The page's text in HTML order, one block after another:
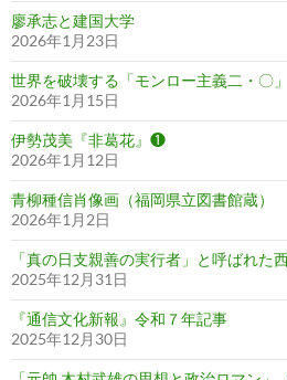
廖承志と建国大学
2026年1月23日
世界を破壊する「モンロー主義二・〇
2026年1月15日
伊勢茂美『非葛花』❶
2026年1月12日
青柳種信肖像画（福岡県立図書館蔵）
2026年1月2日
「真の日支親善の実行者」と呼ばれた
2025年12月31日
『通信文化新報』令和７年記事
2025年12月30日